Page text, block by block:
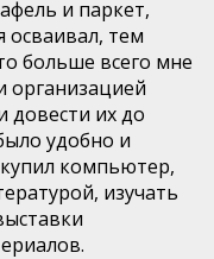
и паркет,
тем
больше всего мне
организацией
довести их до
удобно и
компьютер,
изучать